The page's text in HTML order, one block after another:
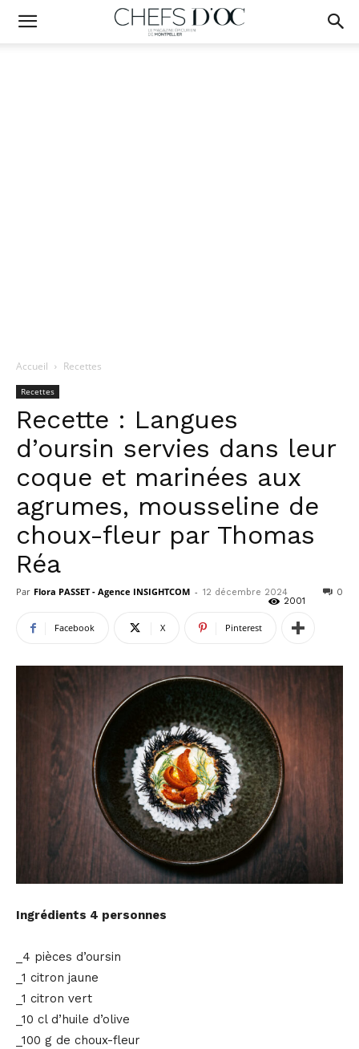
Accueil Recettes
Recettes
Recette : Langues
d’oursin servies dans leur
coque et marinées aux
agrumes, mousseline de
choux-fleur par Thomas
Réa
Par Flora PASSET - Agence INSIGHTCOM - 12 décembre 2024
0
2001
Facebook X Pinterest
Ingrédients 4 personnes
_4 pièces d’oursin
_1 citron jaune
_1 citron vert
_10 cl d’huile d’olive
_100 g de choux-fleur